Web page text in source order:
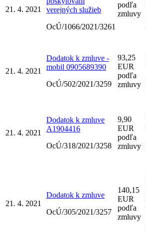
21. 4. 2021
verejných služieb
OcÚ/1066/2021/3261
podľa
zmluvy
21. 4. 2021
Dodatok k zmluve -
mobil 0905689390
OcÚ/502/2021/3259
93,25
EUR
podľa
zmluvy
21. 4. 2021
Dodatok k zmluve
A1904416
OcÚ/318/2021/3258
9,90
EUR
podľa
zmluvy
21. 4. 2021
Dodatok k zmluve
OcÚ/305/2021/3257
140,15
EUR
podľa
zmluvy